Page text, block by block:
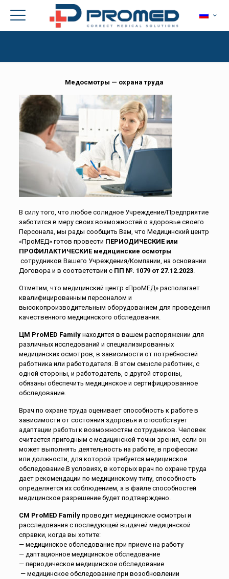
Медосмотры — охрана труда
В силу того, что любое солидное Учреждение/Предприятие
заботится в меру своих возможностей о здоровье своего
Персонала, мы рады сообщить Вам, что Медицинский центр
«ПроМЕД» готов провести ПЕРИОДИЧЕСКИЕ или
ПРОФИЛАКТИЧЕСКИЕ медицинские осмотры
сотрудников Вашего Учреждения/Компании, на основании
Договора и в соответствии с ПП №. 1079 от 27.12.2023.
Отметим, что медицинский центр «ПроМЕД» располагает
квалифицированным персоналом и
высокопроизводительным оборудованием для проведения
качественного медицинского обследования.
ЦМ ProMED Familyнаходится в вашем распоряжении для
различных исследований и специализированных
медицинских осмотров, в зависимости от потребностей
работника или работодателя. В этом смысле работник, с
одной стороны, и работодатель, с другой стороны,
обязаны обеспечить медицинское и сертифицированное
обследование.
Врач по охране труда оценивает способность к работе в
зависимости от состояния здоровья и способствует
адаптации работы к возможностям сотрудников. Человек
считается пригодным с медицинской точки зрения, если он
может выполнять деятельность на работе, в профессии
или должности, для которой требуется медицинское
обследование.В условиях, в которых врач по охране труда
дает рекомендации по медицинскому типу, способность
определяется их соблюдением, а в файле способностей
медицинское разрешение будет подтверждено.
CM ProMED Familyпроводит медицинские осмотры и
расследования с последующей выдачей медицинской
справки, когда вы хотите:
— медицинское обследование при приеме на работу
— даптационное медицинское обследование
— периодическое медицинское обследование
— медицинское обследование при возобновлении